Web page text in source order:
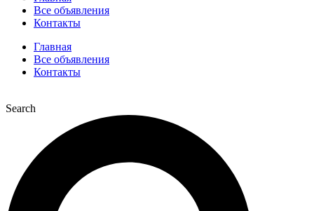
Все объявления
Контакты
Главная
Все объявления
Контакты
Search